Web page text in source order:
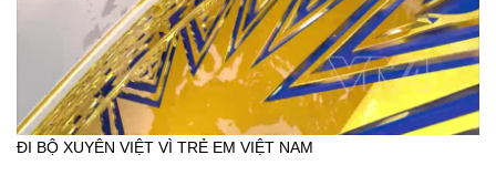
ĐI BỘ XUYÊN VIỆT VÌ TRẺ EM VIỆT NAM